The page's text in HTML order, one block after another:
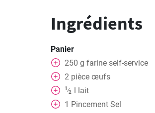
Ingrédients
Panier
250 g farine self-service
2 pièce œufs
1⁄2 l lait
1 Pincement Sel